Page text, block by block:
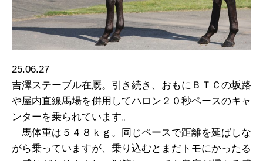
25.06.27
吉澤ステーブル在厩。引き続き、おもにＢＴＣの坂路
や屋内直線馬場を併用してハロン２０秒ペースのキャ
ンターを乗られています。
「馬体重は５４８ｋｇ。同じペースで距離を延ばしな
がら乗っていますが、乗り込むとまだトモにかったる